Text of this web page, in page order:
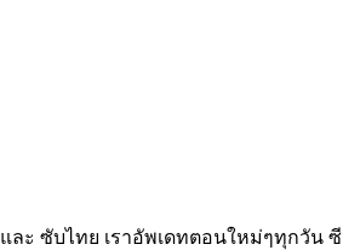
ละ ซับไทย เราอัพเดทตอนใหม่ๆทุกวัน ซี